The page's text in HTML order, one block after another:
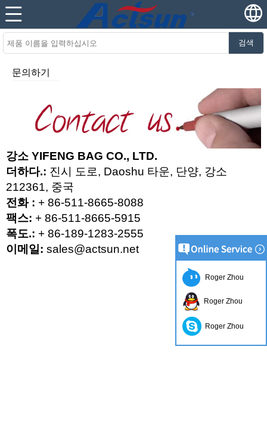
검색
문의하기
강소 YIFENG BAG CO., LTD.
더하다.: 진시 도로, Daoshu 타운, 단양, 강소
212361, 중국
전화 : + 86-511-8665-8088
팩스: + 86-511-8665-5915
폭도.: + 86-189-1283-2555
이메일: sales@actsun.net
Roger Zhou
Roger Zhou
Roger Zhou